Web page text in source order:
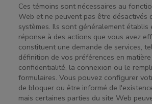
Ces témoins sont nécessaires au
Web et ne peuvent pas être désactivés
systèmes. Ils sont généralement établis
réponse à des actions que vous avez
constituent une demande de services,
définition de vos préférences en
confidentialité, la connexion ou le
formulaires. Vous pouvez configurer
de bloquer ou être informé de
mais certaines parties du site Web